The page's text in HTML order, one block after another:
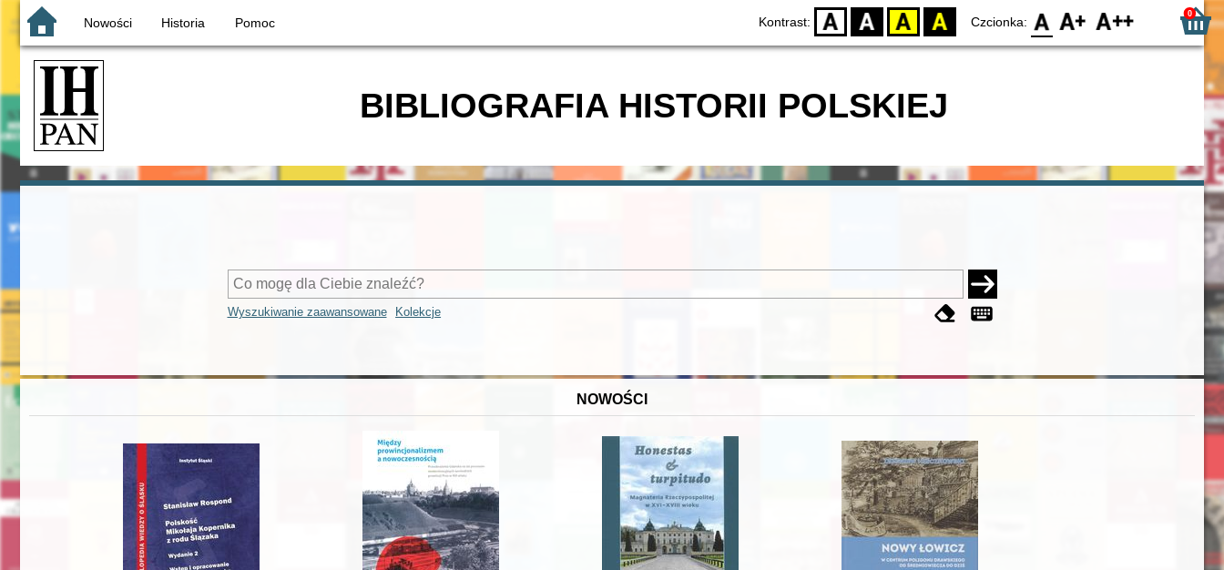
Nowości Historia Pomoc Kontrast: D BW YB BY Czcionka: F0 F1 F2 0
BIBLIOGRAFIA HISTORII POLSKIEJ
Wyszukiwanie zaawansowane Kolekcje
NOWOŚCI